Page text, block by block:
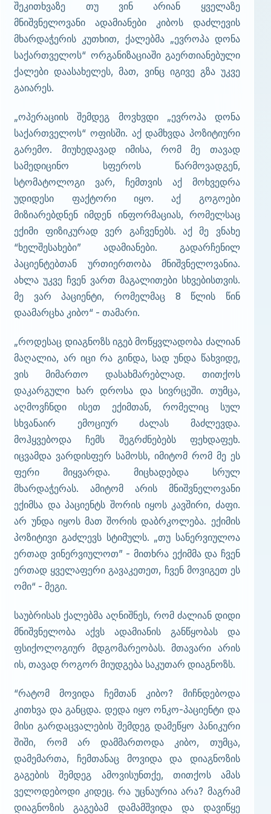
შეკითხვაზე თუ ვინ არიან ყველაზე
მნიშვნელოვანი ადამიანები კიბოს დაძლევის
მხარდაჭერის კუთხით, ქალებმა „ევროპა დონა
საქართველოს“ ორგანიზაციაში გაერთიანებული
ქალები დაასახელეს, მათ, ვინც იგივე გზა უკვე
გაიარეს.
„ოპერაციის შემდეგ მოვხვდი „ევროპა დონა
საქართველოს“ ოფისში. აქ დამხვდა პოზიტიური
გარემო. მიუხედავად იმისა, რომ მე თავად
სამედიცინო სფეროს წარმოვადგენ,
სტომატოლოგი ვარ, ჩემთვის აქ მოხვედრა
უდიდესი ფაქტორი იყო. აქ გოგოები
მიზიარებდნენ იმდენ ინფორმაციას, რომელსაც
ექიმი ფიზიკურად ვერ გაჩვენებს. აქ მე ვნახე
“ხელშესახები” ადამიანები. გადარჩენილ
პაციენტებთან ურთიერთობა მნიშვნელოვანია.
ახლა უკვე ჩვენ ვართ მაგალითები სხვებისთვის.
მე ვარ პაციენტი, რომელმაც 8 წლის წინ
დაამარცხა კიბო“ - თამარი.
„როდესაც დიაგნოზს იგებ მოწყვლადობა ძალიან
მაღალია, არ იცი რა გინდა, სად უნდა წახვიდე,
ვის მიმართო დასახმარებლად. თითქოს
დაკარგული ხარ დროსა და სივრცეში. თუმცა,
აღმოვჩნდი ისეთ ექიმთან, რომელიც სულ
სხვანაირ ემოციურ ძალას მაძლევდა.
მოჰყვებოდა ჩემს შეგრძნებებს ფეხდაფეხ.
იცვამდა ვარდისფერ სამოსს, იმიტომ რომ მე ეს
ფერი მიყვარდა. მიცხადებდა სრულ
მხარდაჭერას. ამიტომ არის მნიშვნელოვანი
ექიმსა და პაციენტს შორის იყოს კავშირი, ძაფი.
არ უნდა იყოს მათ შორის დაბრკოლება. ექიმის
პოზიტივი გაძლევს სტიმულს. „თუ სანერვიულოა
ერთად ვინერვიულოთ” - მითხრა ექიმმა და ჩვენ
ერთად ყველაფერი გავაკეთეთ, ჩვენ მოვიგეთ ეს
ომი“ - მეგი.
საუბრისას ქალებმა აღნიშნეს, რომ ძალიან დიდი
მნიშვნელობა აქვს ადამიანის განწყობას და
ფსიქოლოგიურ მდგომარეობას. მთავარი არის
ის, თავად როგორ მიუდგება საკუთარ დიაგნოზს.
“რატომ მოვიდა ჩემთან კიბო? მიჩნდებოდა
კითხვა და განცდა. დედა იყო ონკო-პაციენტი და
მისი გარდაცვალების შემდეგ დამეწყო პანიკური
შიში, რომ არ დამმართოდა კიბო, თუმცა,
დამემართა, ჩემთანაც მოვიდა და დიაგნოზის
გაგების შემდეგ ამოვისუნთქე, თითქოს ამას
ველოდებოდი კიდეც. რა უცნაურია არა? მაგრამ
დიაგნოზის გაგებამ დამამშვიდა და დავიწყე